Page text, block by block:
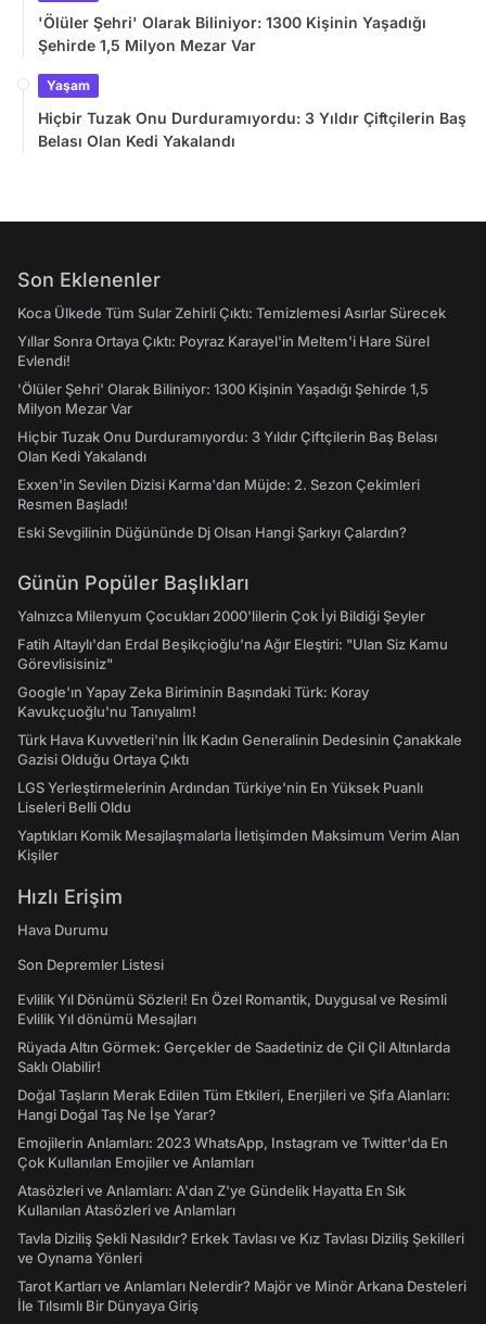
'Ölüler Şehri' Olarak Biliniyor: 1300 Kişinin Yaşadığı
Şehirde 1,5 Milyon Mezar Var
Yaşam
Hiçbir Tuzak Onu Durduramıyordu: 3 Yıldır Çiftçilerin Baş
Belası Olan Kedi Yakalandı
Son Eklenenler
Koca Ülkede Tüm Sular Zehirli Çıktı: Temizlemesi Asırlar Sürecek
Yıllar Sonra Ortaya Çıktı: Poyraz Karayel'in Meltem'i Hare Sürel
Evlendi!
'Ölüler Şehri' Olarak Biliniyor: 1300 Kişinin Yaşadığı Şehirde 1,5
Milyon Mezar Var
Hiçbir Tuzak Onu Durduramıyordu: 3 Yıldır Çiftçilerin Baş Belası
Olan Kedi Yakalandı
Exxen'in Sevilen Dizisi Karma'dan Müjde: 2. Sezon Çekimleri
Resmen Başladı!
Eski Sevgilinin Düğününde Dj Olsan Hangi Şarkıyı Çalardın?
Günün Popüler Başlıkları
Yalnızca Milenyum Çocukları 2000'lilerin Çok İyi Bildiği Şeyler
Fatih Altaylı'dan Erdal Beşikçioğlu'na Ağır Eleştiri: "Ulan Siz Kamu
Görevlisisiniz"
Google'ın Yapay Zeka Biriminin Başındaki Türk: Koray
Kavukçuoğlu'nu Tanıyalım!
Türk Hava Kuvvetleri'nin İlk Kadın Generalinin Dedesinin Çanakkale
Gazisi Olduğu Ortaya Çıktı
LGS Yerleştirmelerinin Ardından Türkiye'nin En Yüksek Puanlı
Liseleri Belli Oldu
Yaptıkları Komik Mesajlaşmalarla İletişimden Maksimum Verim Alan
Kişiler
Hızlı Erişim
Hava Durumu
Son Depremler Listesi
Evlilik Yıl Dönümü Sözleri! En Özel Romantik, Duygusal ve Resimli
Evlilik Yıl dönümü Mesajları
Rüyada Altın Görmek: Gerçekler de Saadetiniz de Çil Çil Altınlarda
Saklı Olabilir!
Doğal Taşların Merak Edilen Tüm Etkileri, Enerjileri ve Şifa Alanları:
Hangi Doğal Taş Ne İşe Yarar?
Emojilerin Anlamları: 2023 WhatsApp, Instagram ve Twitter'da En
Çok Kullanılan Emojiler ve Anlamları
Atasözleri ve Anlamları: A'dan Z'ye Gündelik Hayatta En Sık
Kullanılan Atasözleri ve Anlamları
Tavla Diziliş Şekli Nasıldır? Erkek Tavlası ve Kız Tavlası Diziliş Şekilleri
ve Oynama Yönleri
Tarot Kartları ve Anlamları Nelerdir? Majör ve Minör Arkana Desteleri
İle Tılsımlı Bir Dünyaya Giriş